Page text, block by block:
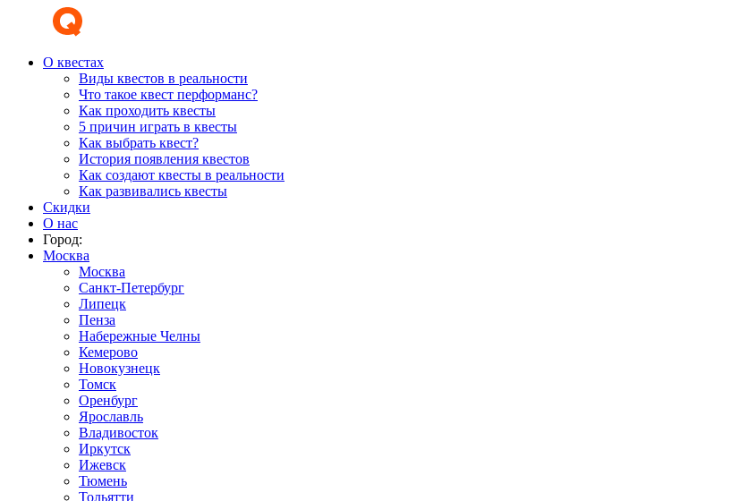
О квестах
Виды квестов в реальности
Что такое квест перформанс?
Как проходить квесты
5 причин играть в квесты
Как выбрать квест?
История появления квестов
Как создают квесты в реальности
Как развивались квесты
Скидки
О нас
Город:
Москва
Москва
Санкт-Петербург
Липецк
Пенза
Набережные Челны
Кемерово
Новокузнецк
Томск
Оренбург
Ярославль
Владивосток
Иркутск
Ижевск
Тюмень
Тольятти